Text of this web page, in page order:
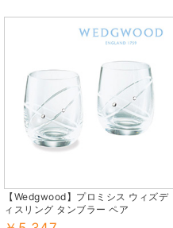
【Wedgwood】プロミシス ウィズデ
ィスリング タンブラー ペア